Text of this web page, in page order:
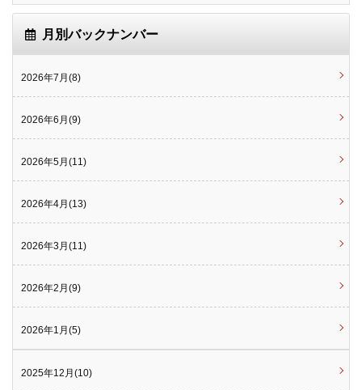
月別バックナンバー
2026年7月(8)
2026年6月(9)
2026年5月(11)
2026年4月(13)
2026年3月(11)
2026年2月(9)
2026年1月(5)
2025年12月(10)